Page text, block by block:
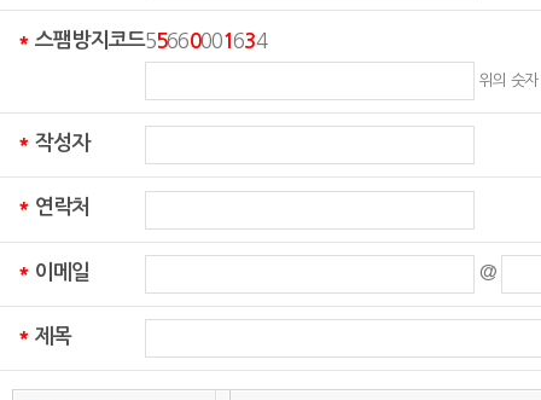
* 스팸방지코드55660001634
위의 숫자
* 작성자
* 연락처
* 이메일 @
* 제목